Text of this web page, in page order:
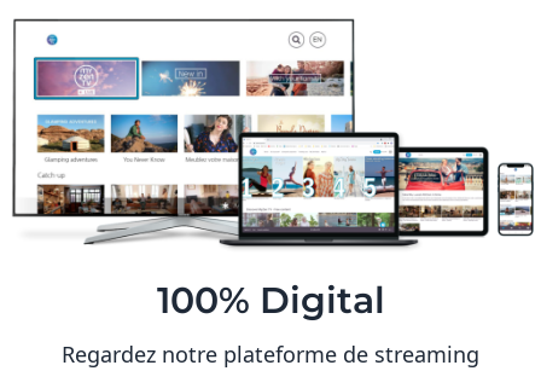
100% Digital
Regardez notre plateforme de streaming